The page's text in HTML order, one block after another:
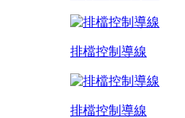
排檔控制導線
排檔控制導線